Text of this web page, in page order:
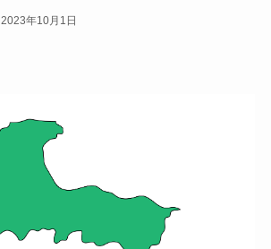
2023年10月1日